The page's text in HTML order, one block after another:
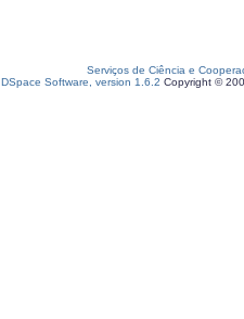
Serviços de Ciência e
DSpace Software, version 1.6.2 Copyright ©